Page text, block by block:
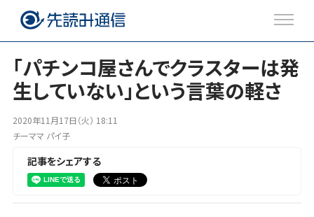
注目のトピックス
ブログ
Twitter
「パチンコ屋さんでクラスターは発
生していない」という言葉の軽さ
2020年11月17日（火） 18:11
チーママ パイ子
記事をシェアする